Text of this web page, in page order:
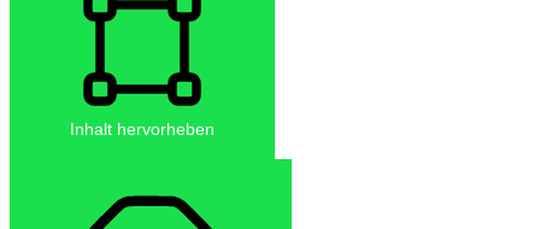
Inhalt hervorheben